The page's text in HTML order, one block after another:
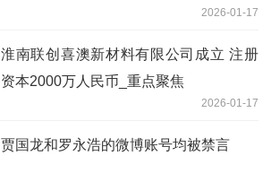
2026-01-17
淮南联创喜澳新材料有限公司成立 注册
资本2000万人民币_重点聚焦
2026-01-17
贾国龙和罗永浩的微博账号均被禁言